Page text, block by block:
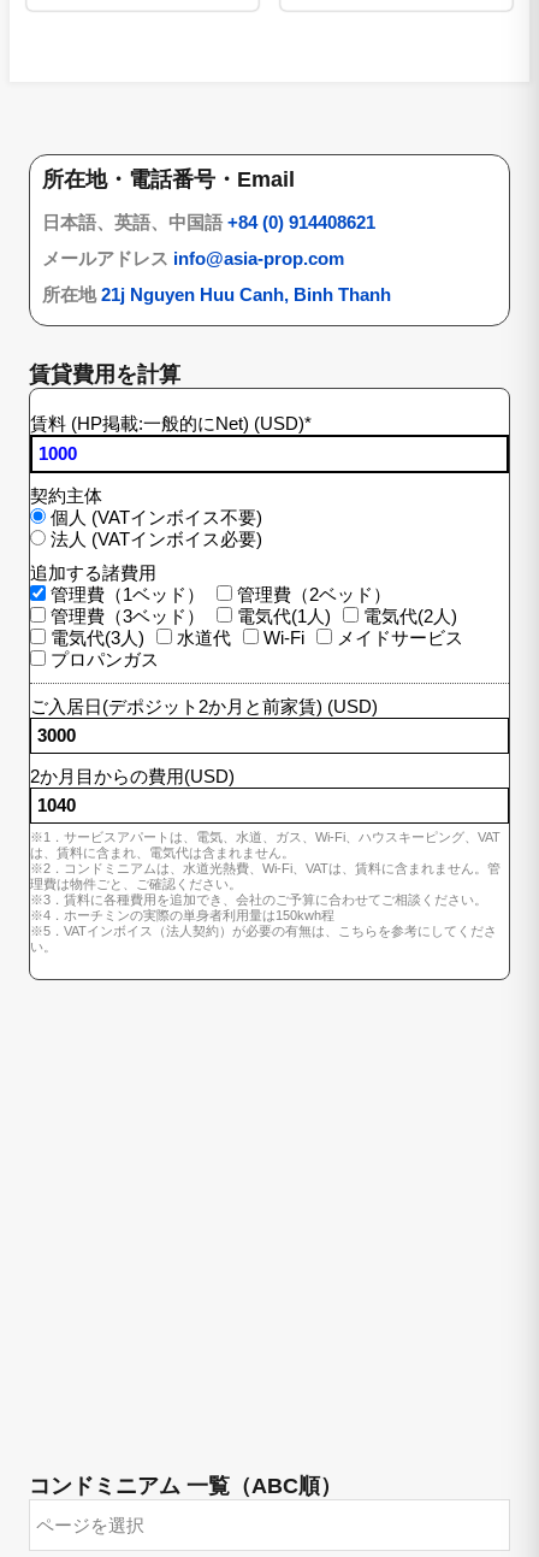
所在地・電話番号・Email
日本語、英語、中国語 +84 (0) 914408621
メールアドレス info@asia-prop.com
所在地21j Nguyen Huu Canh, Binh Thanh
賃貸費用を計算
賃料 (HP掲載:一般的にNet) (USD)*
契約主体
個人 (VATインボイス不要)
法人 (VATインボイス必要)
追加する諸費用
管理費（1ベッド）
管理費（2ベッド）
管理費（3ベッド）
電気代(1人)
電気代(2人)
電気代(3人)
水道代 Wi-Fi
メイドサービス
プロパンガス
ご入居日(デポジット2か月と前家賃) (USD)
2か月目からの費用(USD)
※1．サービスアパートは、電気、水道、ガス、Wi-Fi、ハウスキーピング、VAT
は、賃料に含まれ、電気代は含まれません。
※2．コンドミニアムは、水道光熱費、Wi-Fi、VATは、賃料に含まれません。管
理費は物件ごと、ご確認ください。
※3．賃料に各種費用を追加でき、会社のご予算に合わせてご相談ください。
※4．ホーチミンの実際の単身者利用量は150kwh程
※5．VATインボイス（法人契約）が必要の有無は、こちらを参考にしてくださ
い。
コンドミニアム 一覧（ABC順）